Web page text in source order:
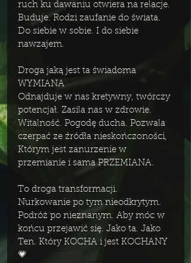
ruch ku dawaniu otwiera na relacje.
Buduje. Rodzi zaufanie do świata.
Do siebie w sobie. I do siebie
nawzajem.
Droga jaką jest ta świadoma
WYMIANA
Odnajduje w nas kretywny, twórczy
potencjał. Zasila nas w zdrowie.
Witalność. Pogodę ducha. Pozwala
czerpać ze źródła nieskończoności,
Którym jest zanurzenie w
przemianie i sama PRZEMIANA.
To droga transformacji.
Nurkowanie po tym nieodkrytym.
Podróż po nieznanym. Aby móc w
końcu przejawić się. Jako ta. Jako
Ten. Który KOCHA i jest KOCHANY
💗